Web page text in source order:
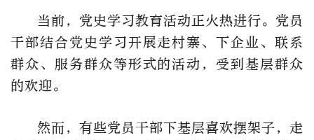
当前，党史学习教育活动正火热进行。党员
干部结合党史学习开展走村寨、下企业、联系
群众、服务群众等形式的活动，受到基层群众
的欢迎。
然而，有些党员干部下基层喜欢摆架子，走